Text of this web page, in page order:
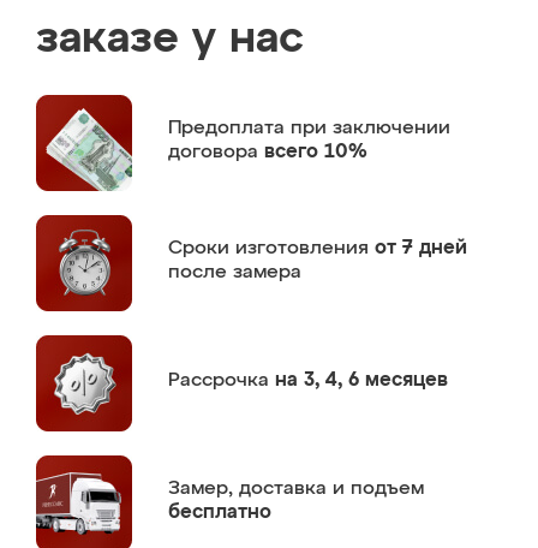
заказе у нас
Предоплата при заключении
договора всего 10%
Сроки изготовления от 7 дней
после замера
Рассрочка на 3, 4, 6 месяцев
Замер, доставка и подъем
бесплатно